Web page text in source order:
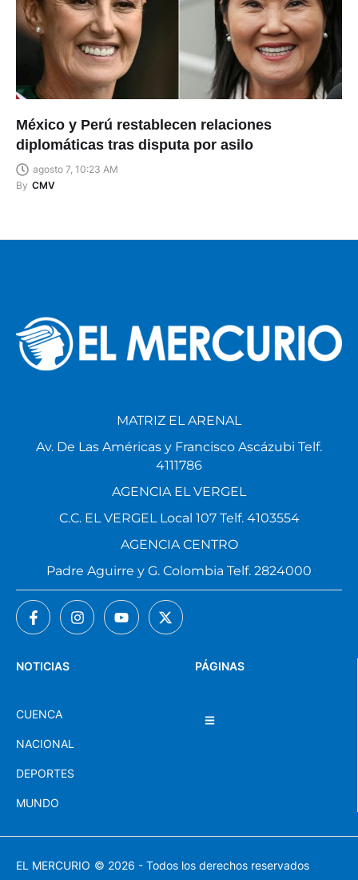
México y Perú restablecen relaciones
diplomáticas tras disputa por asilo
agosto 7, 10:23 AM
By CMV
PÁGINAS
NOTICIAS
CUENCA
NACIONAL
DEPORTES
MUNDO
MATRIZ EL ARENAL
Av. De Las Américas y Francisco Ascázubi Telf.
4111786
AGENCIA EL VERGEL
C.C. EL VERGEL Local 107 Telf. 4103554
AGENCIA CENTRO
Padre Aguirre y G. Colombia Telf. 2824000
EL MERCURIO © 2026 - Todos los derechos reservados